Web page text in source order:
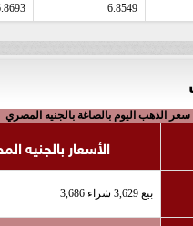
6.8549
الذهب اليوم بالصاغة بالجنيه المصري
الأسعار بالجنيه
بيع 3,629 شراء 3,686